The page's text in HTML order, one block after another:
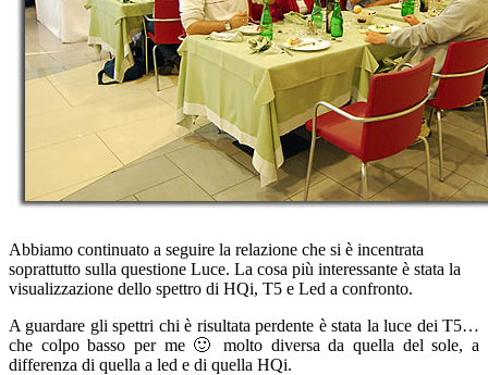
Abbiamo continuato a seguire la relazione che si è incentrata
soprattutto sulla questione Luce. La cosa più interessante è stata la
visualizzazione dello spettro di HQi, T5 e Led a confronto.
A guardare gli spettri chi è risultata perdente è stata la luce dei T5…
che colpo basso per me 🙂 molto diversa da quella del sole, a
differenza di quella a led e di quella HQi.